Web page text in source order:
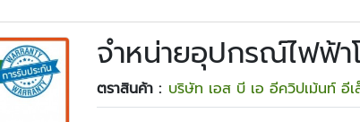
จำหน่ายอุปกรณ์ไฟฟ้า
ตราสินค้า : บริษัท เอส บี เอ อีควิปเม้นท์ อี